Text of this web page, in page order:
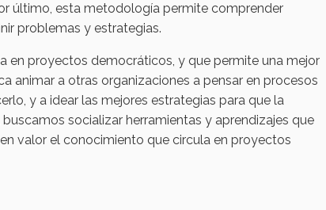
último, esta metodología permite comprender
problemas y estrategias.
en proyectos democráticos, y que permite una mejor
animar a otras organizaciones a pensar en procesos
y a idear las mejores estrategias para que la
socializar herramientas y aprendizajes que
valor el conocimiento que circula en proyectos